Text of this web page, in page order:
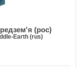
(рос)
Earth (rus)